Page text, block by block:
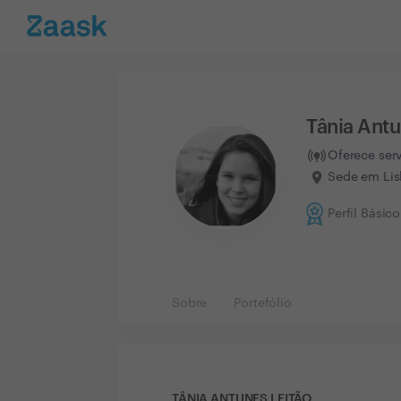
Tânia
Oferece
Sede em
Perfil Básico
Sobre Portefólio